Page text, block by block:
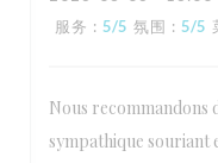
服务 : 5/5 氛围 : 5/5
Nous recommandons
sympathique souriant